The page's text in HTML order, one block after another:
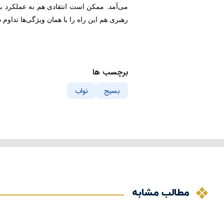
می‌آمد. ممکن است انتقادی هم به عملکرد
رهبری هم این راه را با همان ویژگی‌ها تداوم
برچسب ها
بسیج نواب
مطالب مشابه